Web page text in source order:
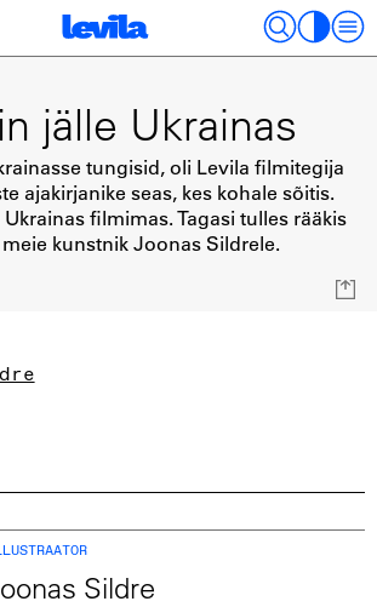
jälle Ukrainas
tungisid, oli Levila filmitegija
ajakirjanike seas, kes kohale sõitis.
filmimas. Tagasi tulles rääkis
kunstnik Joonas Sildrele.
Sildre